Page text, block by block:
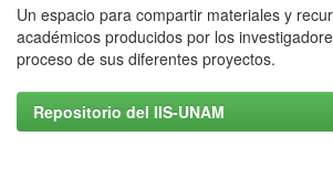
Un espacio para compartir materiales y
académicos producidos por los
proceso de sus diferentes proyectos.
Repositorio del IIS-UNAM